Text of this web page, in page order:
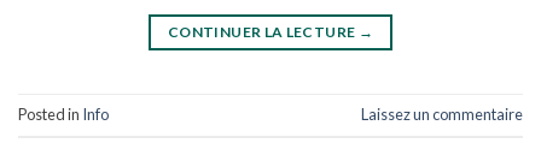
CONTINUER LA LECTURE →
Posted in Info Laissez un commentaire